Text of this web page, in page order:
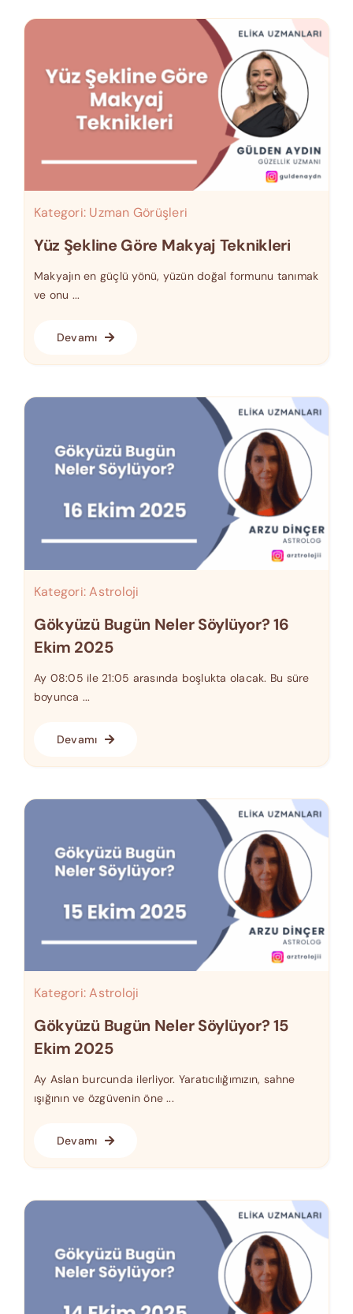
Kategori: Uzman Görüşleri
Yüz Şekline Göre Makyaj Teknikleri
Makyajın en güçlü yönü, yüzün doğal formunu tanımak
ve onu ...
Devamı
Kategori:Astroloji
Gökyüzü Bugün Neler Söylüyor? 16
Ekim 2025
Ay 08:05 ile 21:05 arasında boşlukta olacak. Bu süre
boyunca ...
Devamı
Kategori:Astroloji
Gökyüzü Bugün Neler Söylüyor? 15
Ekim 2025
Ay Aslan burcunda ilerliyor. Yaratıcılığımızın, sahne
ışığının ve özgüvenin öne ...
Devamı